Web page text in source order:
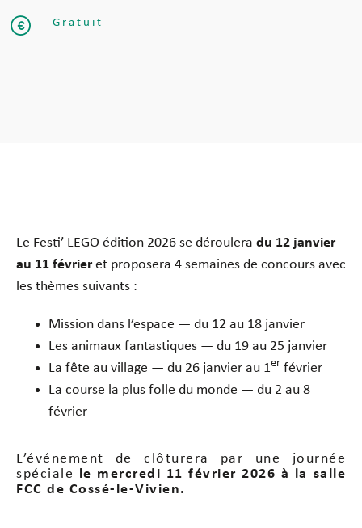
Le Festi’ LEGO édition 2026 se déroulera du 12 janvier
au 11 févrieret proposera 4 semaines de concours avec
les thèmes suivants :
Mission dans l’espace — du 12 au 18 janvier
Les animaux fantastiques — du 19 au 25 janvier
La fête au village — du 26 janvier au 1er février
La course la plus folle du monde — du 2 au 8
février
L’événement de clôturera par une journée
spéciale le mercredi 11 février 2026 à la salle
FCC de Cossé-le-Vivien.
Gratuit